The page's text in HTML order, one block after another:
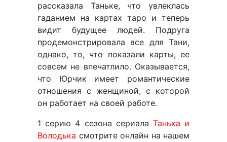
рассказала Таньке, что увлеклась
гаданием на картах таро и теперь
видит будущее людей. Подруга
продемонстрировала все для Тани,
однако, то, что показали карты, ее
совсем не впечатлило. Оказывается,
что Юрчик имеет романтические
отношения с женщиной, с которой
он работает на своей работе.
1 серию 4 сезона сериала Танька и
Володька смотрите онлайн на нашем